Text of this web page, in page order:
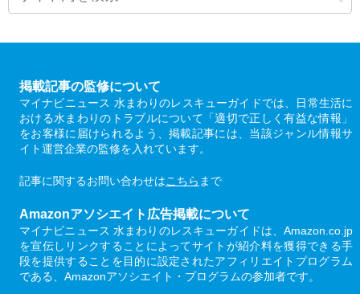
掲載記事の監修について
マイナビニュース 水まわりのレスキューガイドでは、日常生活に
おける水まわりのトラブルについて「適切で正しく有益な情報」
をお客様に届けられるよう、掲載記事には、当該ジャンル情報サ
イト運営企業の監修を入れています。
記事に関するお問い合わせはこちら まで
Amazonアソシエイト広告掲載について
マイナビニュース 水まわりのレスキューガイドは、Amazon.co.jp
を宣伝しリンクすることによってサイトが紹介料を獲得できる手
段を提供することを目的に設定されたアフィリエイトプログラム
である、Amazonアソシエイト・プログラムの参加者です。